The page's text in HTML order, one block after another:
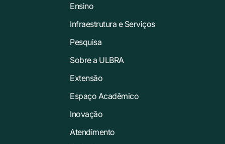
Ensino
Infraestrutura e Serviços
Pesquisa
Sobre a ULBRA
Extensão
Espaço Acadêmico
Inovação
Atendimento